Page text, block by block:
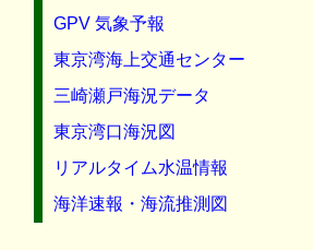
GPV 気象予報
東京湾海上交通センター
三崎瀬戸海況データ
東京湾口海況図
リアルタイム水温情報
海洋速報・海流推測図